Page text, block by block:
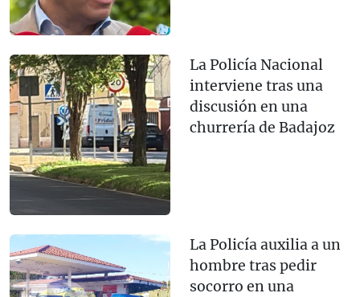
La Policía Nacional
interviene tras una
discusión en una
churrería de Badajoz
La Policía auxilia a un
hombre tras pedir
socorro en una